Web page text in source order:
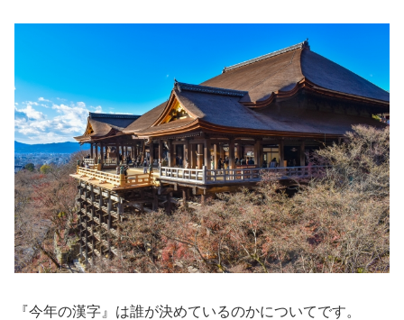
『今年の漢字』は誰が決めているのかについてです。